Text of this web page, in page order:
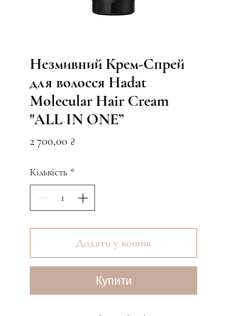
Незмивний Крем-Спрей
для волосся Hadat
Molecular Hair Cream
"ALL IN ONЕ”
2 700,00 ₴
Кількість *
Додати у кошик
Купити